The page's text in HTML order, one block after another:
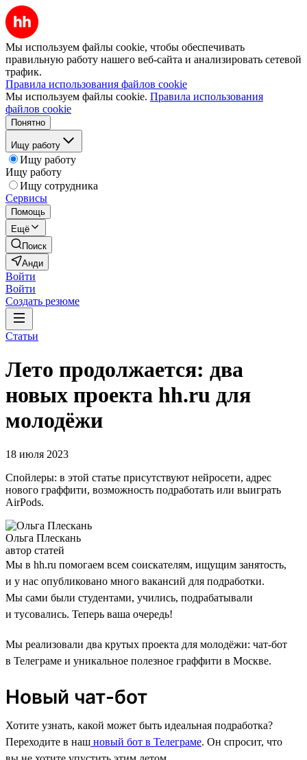
Мы используем файлы cookie, чтобы обеспечивать
правильную работу нашего веб-сайта и анализировать сетевой
трафик.
Правила использования файлов cookie
Мы используем файлы cookie. Правила использования
файлов cookie
Понятно
Ищу работу
Ищу работу
Ищу работу
Ищу сотрудника
Сервисы
Помощь
Ещё
Поиск
Анди
Войти
Войти
Создать резюме
Статьи
Лето продолжается: два
новых проекта hh.ru для
молодёжи
18 июля 2023
Спойлеры: в этой статье присутствуют нейросети, адрес
нового граффити, возможность подработать или выиграть
AirPods.
Ольга Плескань
автор статей
Мы в hh.ru помогаем всем соискателям, ищущим занятость,
и у нас опубликовано много вакансий для подработки.
Мы сами были студентами, учились, подрабатывали
и тусовались. Теперь ваша очередь!
Мы реализовали два крутых проекта для молодёжи: чат-бот
в Телеграме и уникальное полезное граффити в Москве.
Новый чат-бот
Хотите узнать, какой может быть идеальная подработка?
Переходите в наш новый бот в Телеграме. Он спросит, что